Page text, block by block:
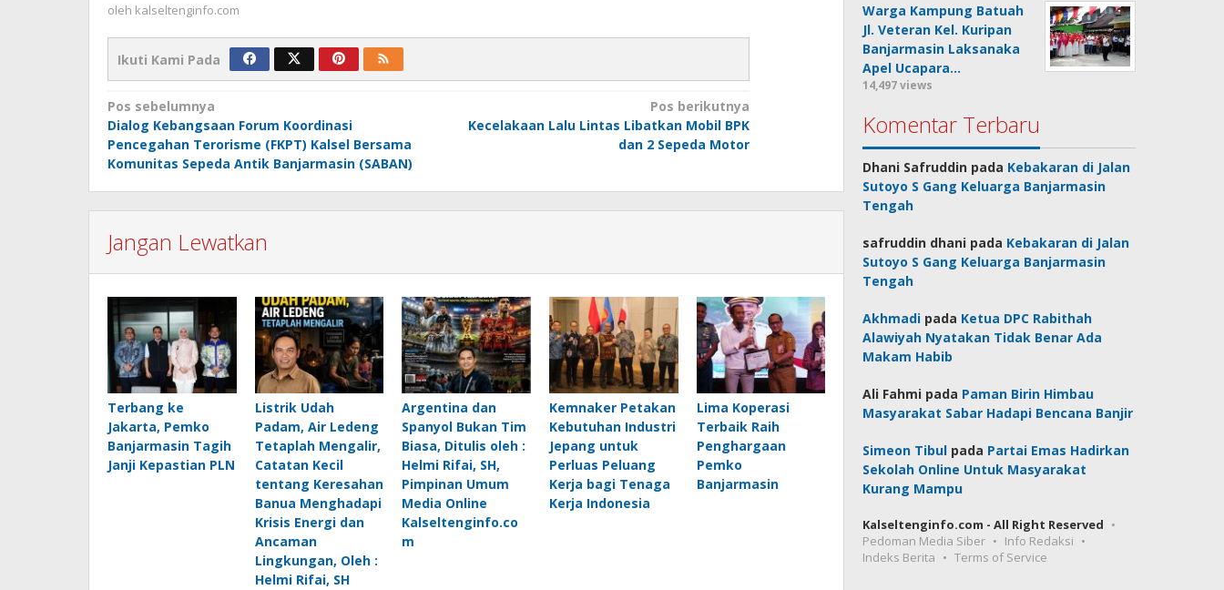
oleh kalseltenginfo.com
Ikuti Kami Pada
Navigasi
pos
Pos sebelumnya
Dialog Kebangsaan Forum Koordinasi
Pencegahan Terorisme (FKPT) Kalsel Bersama
Komunitas Sepeda Antik Banjarmasin (SABAN)
Pos berikutnya
Kecelakaan Lalu Lintas Libatkan Mobil BPK
dan 2 Sepeda Motor
Jangan Lewatkan
Terbang ke
Jakarta, Pemko
Banjarmasin Tagih
Janji Kepastian PLN
Listrik Udah
Padam, Air Ledeng
Tetaplah Mengalir,
Catatan Kecil
tentang Keresahan
Banua Menghadapi
Krisis Energi dan
Ancaman
Lingkungan, Oleh :
Helmi Rifai, SH
Argentina dan
Spanyol Bukan Tim
Biasa, Ditulis oleh :
Helmi Rifai, SH,
Pimpinan Umum
Media Online
Kalseltenginfo.co
m
Kemnaker Petakan
Kebutuhan Industri
Jepang untuk
Perluas Peluang
Kerja bagi Tenaga
Kerja Indonesia
Lima Koperasi
Terbaik Raih
Penghargaan
Pemko
Banjarmasin
Warga Kampung Batuah
Jl. Veteran Kel. Kuripan
Banjarmasin Laksanaka
Apel Ucapara…
14,497 views
Komentar Terbaru
Dhani Safruddin pada Kebakaran di Jalan
Sutoyo S Gang Keluarga Banjarmasin
Tengah
safruddin dhani pada Kebakaran di Jalan
Sutoyo S Gang Keluarga Banjarmasin
Tengah
Akhmadi pada Ketua DPC Rabithah
Alawiyah Nyatakan Tidak Benar Ada
Makam Habib
Ali Fahmi pada Paman Birin Himbau
Masyarakat Sabar Hadapi Bencana Banjir
Simeon Tibul pada Partai Emas Hadirkan
Sekolah Online Untuk Masyarakat
Kurang Mampu
Kalseltenginfo.com - All Right Reserved
Pedoman Media Siber
Info Redaksi
Indeks Berita
Terms of Service